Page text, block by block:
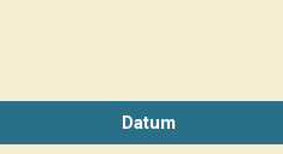
Datum